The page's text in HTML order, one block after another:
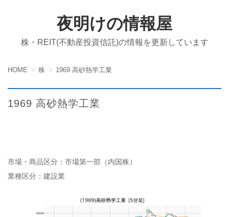
夜明けの情報屋
株・REIT(不動産投資信託)の情報を更新しています
HOME 株 1969 高砂熱学工業
1969 高砂熱学工業
市場・商品区分：市場第一部（内国株）
業種区分：建設業